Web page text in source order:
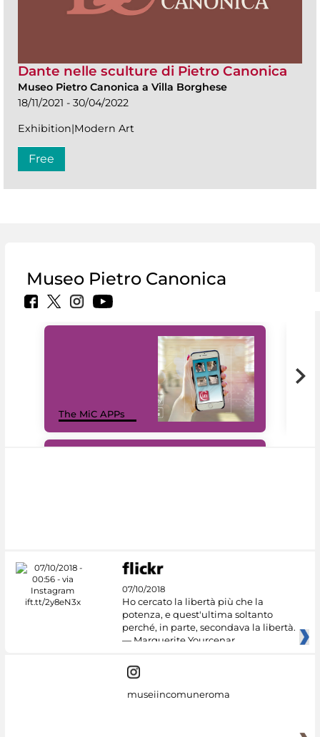
Dante nelle sculture di Pietro Canonica
Museo Pietro Canonica a Villa Borghese
18/11/2021 - 30/04/2022
Exhibition|Modern Art
Free
Museo Pietro Canonica
The MiC APPs
07/10/2018
Ho cercato la libertà più che la
potenza, e quest'ultima soltanto
perché, in parte, secondava la libertà.
— Marguerite Yourcenar
museiincomuneroma